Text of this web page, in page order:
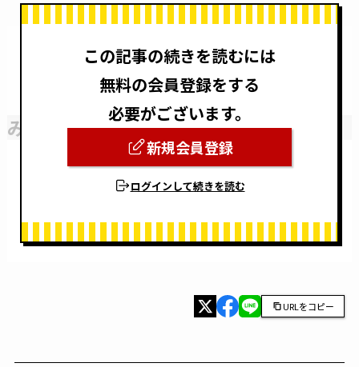
みんなと生き、みんなと死んでゆく
この記事の続きを読むには
無料の会員登録をする
必要がございます。
新規会員登録
ログインして続きを読む
URLをコピー